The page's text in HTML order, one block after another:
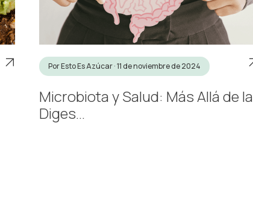
Por Esto Es Azúcar · 11 de noviembre de 2024
Microbiota y Salud: Más Allá de la
Diges...